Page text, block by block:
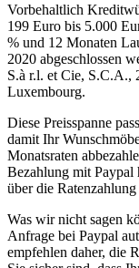
Vorbehaltlich
199 Euro bis 5.000
% und 12 Monaten
2020 abgeschlossen
S.à r.l. et Cie,
Luxembourg.
Diese Preisspanne
damit Ihr
Monatsraten
Bezahlung mit Paypal
über die
Was wir nicht sagen
Anfrage bei Paypal
empfehlen daher, die